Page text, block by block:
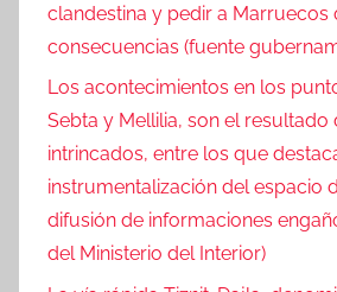
clandestina y pedir a Marruecos
consecuencias (fuente
Los acontecimientos en los
Sebta y Mellilia, son el resultado
intrincados, entre los que
instrumentalización del espacio
difusión de informaciones
del Ministerio del Interior)